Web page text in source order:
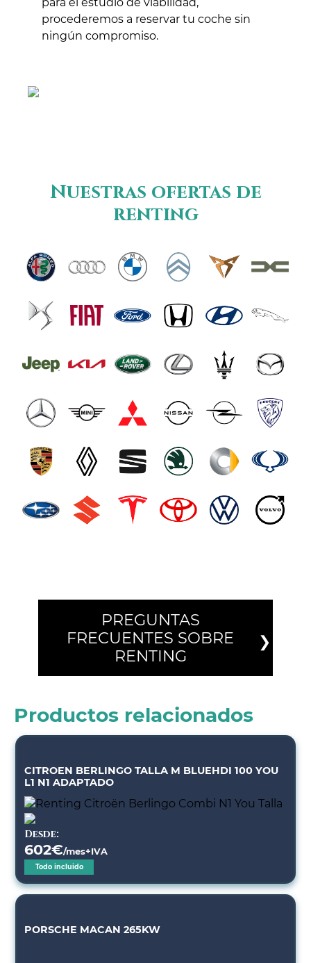
procederemos a reservar tu coche sin
ningún compromiso.
Nuestras ofertas de
renting
PREGUNTAS
FRECUENTES SOBRE
RENTING
Productos relacionados
CITROEN BERLINGO TALLA M BLUEHDI 100 YOU
L1 N1 ADAPTADO
Desde:
602€/mes+IVA
Todo incluido
PORSCHE MACAN 265KW